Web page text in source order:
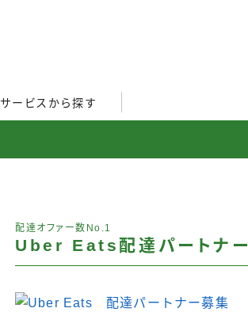
サービスから探す
配達オファー数No.1
Uber Eats配達パートナー